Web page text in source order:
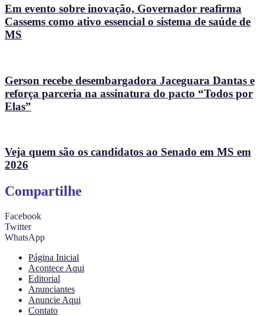
Em evento sobre inovação, Governador reafirma
Cassems como ativo essencial o sistema de saúde de
MS
Gerson recebe desembargadora Jaceguara Dantas e
reforça parceria na assinatura do pacto “Todos por
Elas”
Veja quem são os candidatos ao Senado em MS em
2026
Compartilhe
Facebook
Twitter
WhatsApp
Página Inicial
Acontece Aqui
Editorial
Anunciantes
Anuncie Aqui
Contato